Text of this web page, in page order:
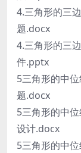
4.三角形的三
题.docx
4.三角形的三
件.pptx
5三角形的中
题.docx
5三角形的中
设计.docx
5三角形的中